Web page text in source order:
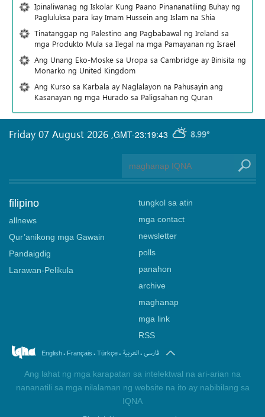
Ipinaliwanag ng Iskolar Kung Paano Pinananatiling Buhay ng
Pagluluksa para kay Imam Hussein ang Islam na Shia
Tinatanggap ng Palestino ang Pagbabawal ng Ireland sa
mga Produkto Mula sa Ilegal na mga Pamayanan ng Israel
Ang Unang Eko-Moske sa Uropa sa Cambridge ay Binisita ng
Monarko ng United Kingdom
Ang Kurso sa Karbala ay Naglalayon na Pahusayin ang
Kasanayan ng mga Hurado sa Paligsahan ng Quran
GMT-23:19:43 8.99°
Friday 07 August 2026 ,
filipino
allnews
Qur’anikong mga Gawain
Pandaigdig
Larawan-Pelikula
tungkol sa atin
mga contact
newsletter
polls
panahon
archive
maghanap
mga link
RSS
English. Français . Türkçe. العربیة.فارسی
Ang lahat ng mga karapatan sa intelektwal na ari-arian na
nananatili sa mga nilalaman ng website na ito ay nabibilang sa
IQNA